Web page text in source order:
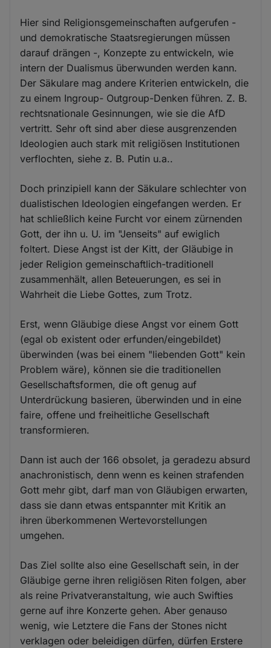
Hier sind Religionsgemeinschaften aufgerufen -
und demokratische Staatsregierungen müssen
darauf drängen -, Konzepte zu entwickeln, wie
intern der Dualismus überwunden werden kann.
Der Säkulare mag andere Kriterien entwickeln, die
zu einem Ingroup- Outgroup-Denken führen. Z. B.
rechtsnationale Gesinnungen, wie sie die AfD
vertritt. Sehr oft sind aber diese ausgrenzenden
Ideologien auch stark mit religiösen Institutionen
verflochten, siehe z. B. Putin u.a..
Doch prinzipiell kann der Säkulare schlechter von
dualistischen Ideologien eingefangen werden. Er
hat schließlich keine Furcht vor einem zürnenden
Gott, der ihn u. U. im "Jenseits" auf ewiglich
foltert. Diese Angst ist der Kitt, der Gläubige in
jeder Religion gemeinschaftlich-traditionell
zusammenhält, allen Beteuerungen, es sei in
Wahrheit die Liebe Gottes, zum Trotz.
Erst, wenn Gläubige diese Angst vor einem Gott
(egal ob existent oder erfunden/eingebildet)
überwinden (was bei einem "liebenden Gott" kein
Problem wäre), können sie die traditionellen
Gesellschaftsformen, die oft genug auf
Unterdrückung basieren, überwinden und in eine
faire, offene und freiheitliche Gesellschaft
transformieren.
Dann ist auch der 166 obsolet, ja geradezu absurd
anachronistisch, denn wenn es keinen strafenden
Gott mehr gibt, darf man von Gläubigen erwarten,
dass sie dann etwas entspannter mit Kritik an
ihren überkommenen Wertevorstellungen
umgehen.
Das Ziel sollte also eine Gesellschaft sein, in der
Gläubige gerne ihren religiösen Riten folgen, aber
als reine Privatveranstaltung, wie auch Swifties
gerne auf ihre Konzerte gehen. Aber genauso
wenig, wie Letztere die Fans der Stones nicht
verklagen oder beleidigen dürfen, dürfen Erstere